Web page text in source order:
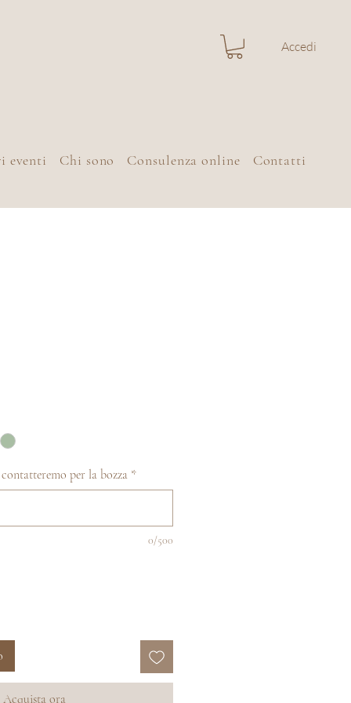
Accedi
eventi Chi sono Consulenza online Contatti
per la bozza *
0/500
Acquista ora